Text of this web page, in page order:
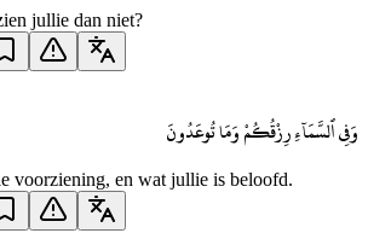
jullie dan niet?
وَفِى ٱلسَّمَآءِ رِزْقُكُمْ وَمَا تُوعَدُونَ
voorziening, en wat jullie is beloofd.